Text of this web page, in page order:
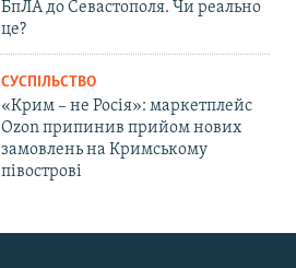
БпЛА до Севастополя. Чи реально
це?
СУСПІЛЬСТВО
«Крим – не Росія»: маркетплейс
Ozon припинив прийом нових
замовлень на Кримському
півострові